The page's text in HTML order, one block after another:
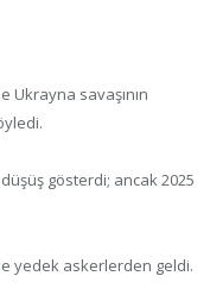
Ukrayna savaşının
gösterdi; ancak 2025
yedek askerlerden geldi.